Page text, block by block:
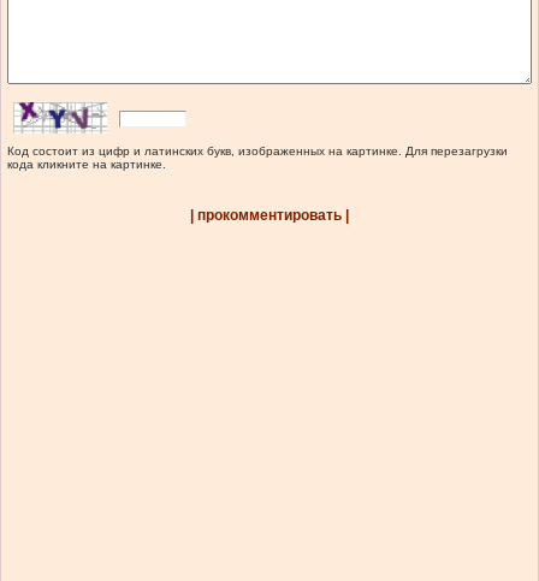
Код состоит из цифр и латинских букв, изображенных на картинке. Для перезагрузки
кода кликните на картинке.
| прокомментировать |